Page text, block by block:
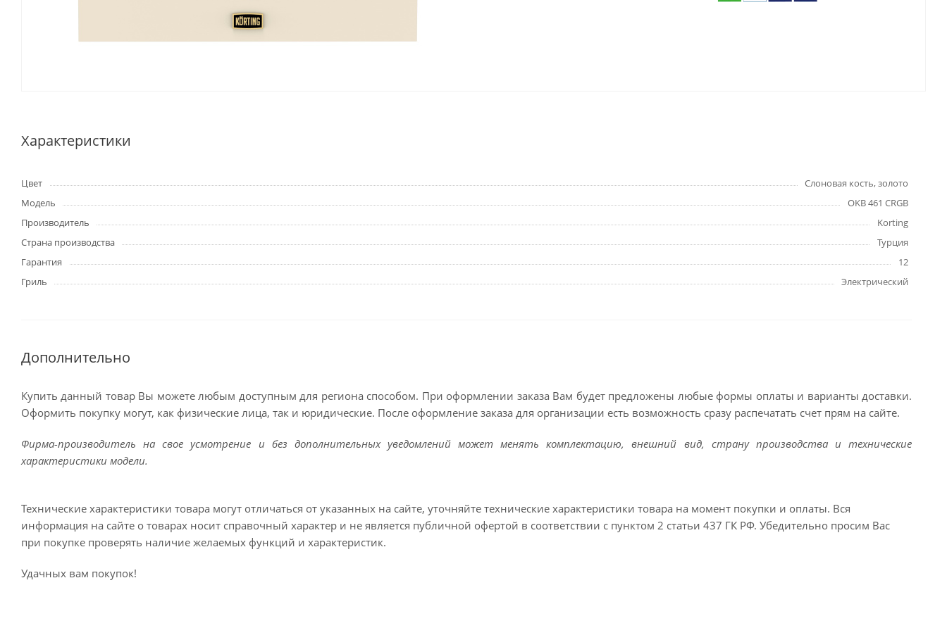
Характеристики
Цвет
Слоновая кость, золото
Модель
OKB 461 CRGB
Производитель
Korting
Страна производства
Турция
Гарантия
12
Гриль
Электрический
Дополнительно
Купить данный товар Вы можете любым доступным для региона способом. При оформлении заказа Вам будет предложены любые формы оплаты и варианты доставки.
Оформить покупку могут, как физические лица, так и юридические. После оформление заказа для организации есть возможность сразу распечатать счет прям на сайте.
Фирма-производитель на свое усмотрение и без дополнительных уведомлений может менять комплектацию, внешний вид, страну производства и технические
характеристики модели.
Технические характеристики товара могут отличаться от указанных на сайте, уточняйте технические характеристики товара на момент покупки и оплаты. Вся
информация на сайте о товарах носит справочный характер и не является публичной офертой в соответствии с пунктом 2 статьи 437 ГК РФ. Убедительно просим Вас
при покупке проверять наличие желаемых функций и характеристик.
Удачных вам покупок!